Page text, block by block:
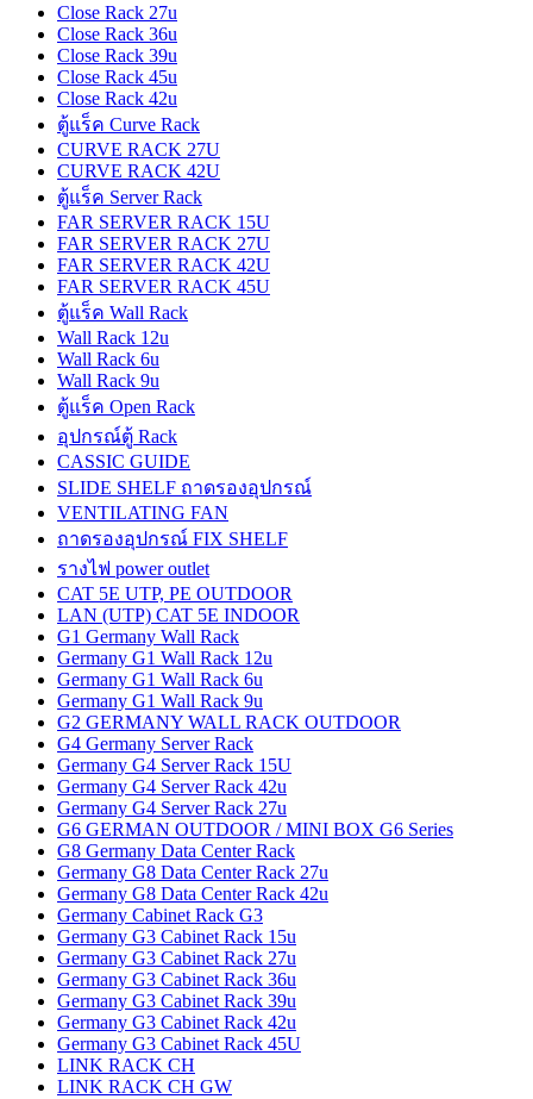
Close Rack 27u
Close Rack 36u
Close Rack 39u
Close Rack 45u
Close Rack 42u
ตู้แร็ค Curve Rack
CURVE RACK 27U
CURVE RACK 42U
ตู้แร็ค Server Rack
FAR SERVER RACK 15U
FAR SERVER RACK 27U
FAR SERVER RACK 42U
FAR SERVER RACK 45U
ตู้แร็ค Wall Rack
Wall Rack 12u
Wall Rack 6u
Wall Rack 9u
ตู้แร็ค Open Rack
อุปกรณ์ตู้ Rack
CASSIC GUIDE
SLIDE SHELF ถาดรองอุปกรณ์
VENTILATING FAN
ถาดรองอุปกรณ์ FIX SHELF
รางไฟ power outlet
CAT 5E UTP, PE OUTDOOR
LAN (UTP) CAT 5E INDOOR
G1 Germany Wall Rack
Germany G1 Wall Rack 12u
Germany G1 Wall Rack 6u
Germany G1 Wall Rack 9u
G2 GERMANY WALL RACK OUTDOOR
G4 Germany Server Rack
Germany G4 Server Rack 15U
Germany G4 Server Rack 42u
Germany G4 Server Rack 27u
G6 GERMAN OUTDOOR / MINI BOX G6 Series
G8 Germany Data Center Rack
Germany G8 Data Center Rack 27u
Germany G8 Data Center Rack 42u
Germany Cabinet Rack G3
Germany G3 Cabinet Rack 15u
Germany G3 Cabinet Rack 27u
Germany G3 Cabinet Rack 36u
Germany G3 Cabinet Rack 39u
Germany G3 Cabinet Rack 42u
Germany G3 Cabinet Rack 45U
LINK RACK CH
LINK RACK CH GW